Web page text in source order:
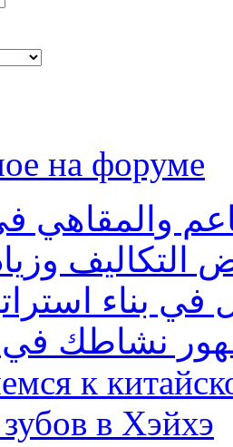
на форуме
والمقاهي
بناء
نشاطك
к
в Хэйхэ